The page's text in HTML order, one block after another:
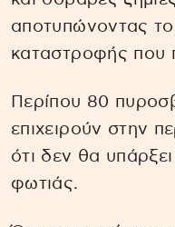
αποτυπώνοντας
καταστροφής που
Περίπου 80
επιχειρούν στην
ότι δεν θα
φωτιάς.